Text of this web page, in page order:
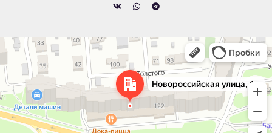
Челябинск
Новороссийская улица, 122 — Яндекс.Карты